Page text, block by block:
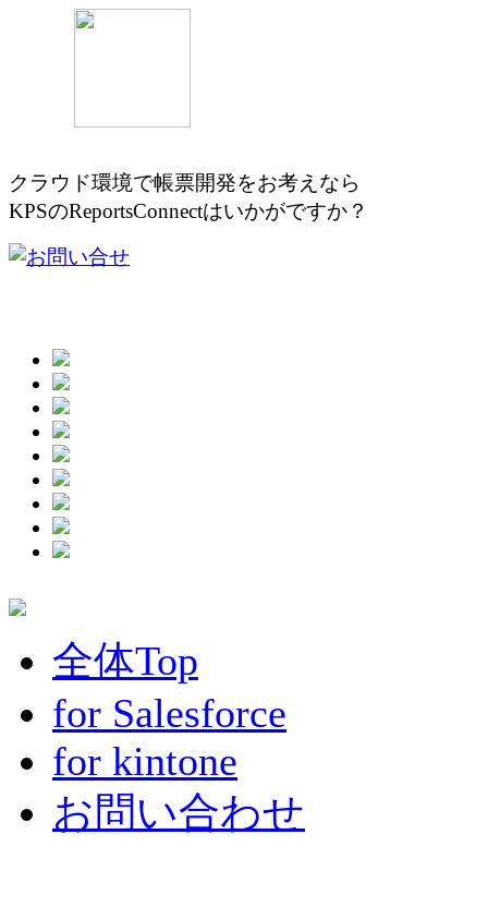
クラウド環境で帳票開発をお
KPSのReportsConnectはいかがですか？
全体Top
for Salesforce
for kintone
お問い合わせ